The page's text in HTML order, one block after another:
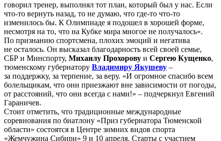
говорил тренер, выполнял тот план, который был у нас. Если
что-то вернуть назад, то не думаю, что где-то что-то
изменилось бы. К Олимпиаде я подошел в хорошей форме,
несмотря на то, что на Кубке мира многое не получалось».
По признанию спортсмена, плохих эмоций и негатива
не осталось. Он высказал благодарность всей своей семье,
СБР и Минспорту, Михаилу Прохорову и Сергею Кущенко,
тюменскому губернатору Владимиру Якушеву –
за поддержку, за терпение, за веру. «И огромное спасибо всем
болельщикам, что они приезжают вне зависимости от погоды,
от расстояний, что они всегда с нами!» – подчеркнул Евгений
Гараничев.
Стоит отметить, что традиционные международные
соревнования по биатлону «Приз губернатора Тюменской
области» состоятся в Центре зимних видов спорта
«Жемчужина Сибири» 9 и 10 апреля. Старты с участием